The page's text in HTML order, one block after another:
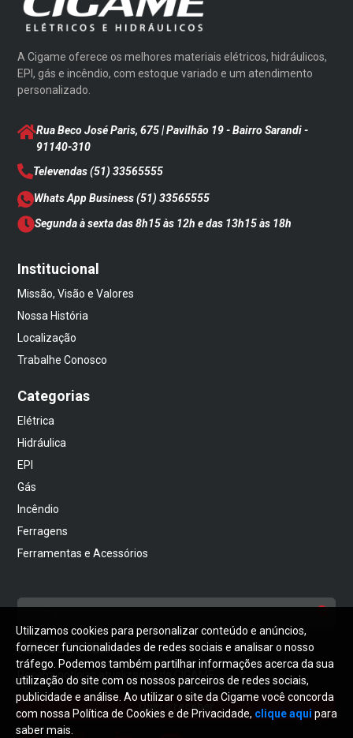
A Cigame oferece os melhores materiais elétricos, hidráulicos,
EPI, gás e incêndio, com estoque variado e um atendimento
personalizado.
Rua Beco José Paris, 675 | Pavilhão 19 - Bairro Sarandi-
91140-310
Televendas(51) 33565555
Whats App Business(51) 33565555
Segunda à sexta das 8h15 às 12h e das 13h15 às 18h
Institucional
Missão, Visão e Valores
Nossa História
Localização
Trabalhe Conosco
Categorias
Elétrica
Hidráulica
EPI
Gás
Incêndio
Ferragens
Ferramentas e Acessórios
NEWSLETTER
Receba notícias atualizadas da CIGAME
Quero receber
Utilizamos cookies para personalizar conteúdo e anúncios,
fornecer funcionalidades de redes sociais e analisar o nosso
tráfego. Podemos também partilhar informações acerca da sua
utilização do site com os nossos parceiros de redes sociais,
publicidade e análise. Ao utilizar o site da Cigame você concorda
com nossa Política de Cookies e de Privacidade, clique aqui para
saber mais.